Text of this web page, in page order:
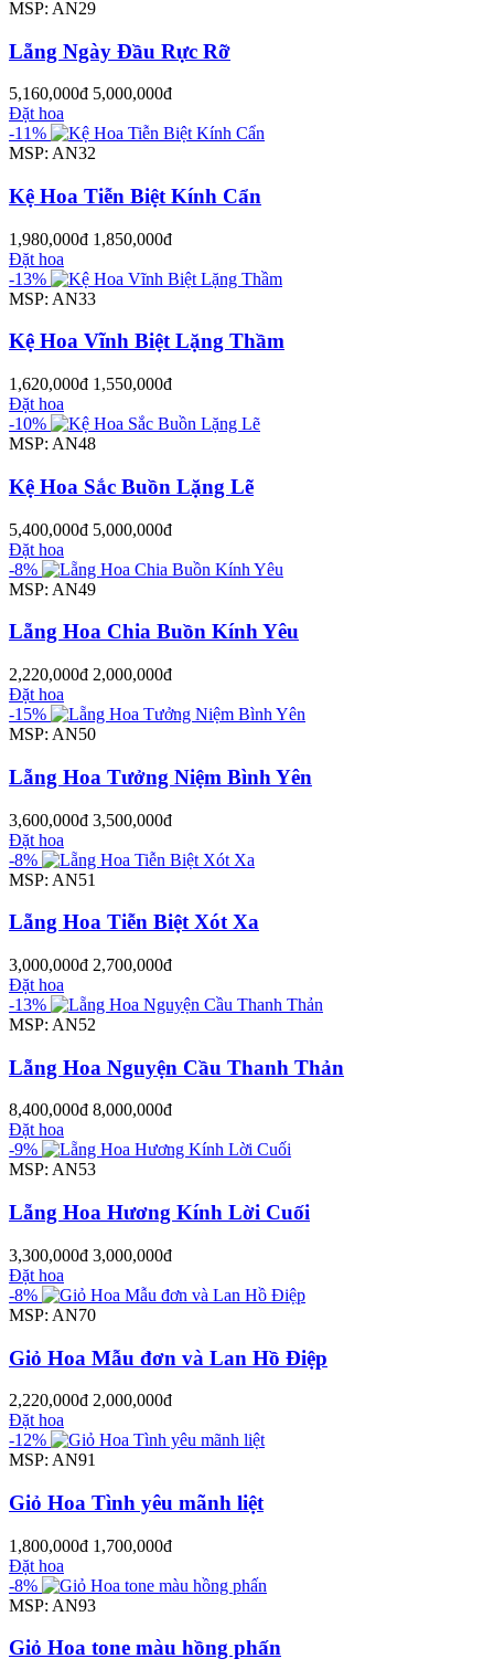
MSP: AN29
Lẵng Ngày Đầu Rực Rỡ
5,160,000đ 5,000,000đ
Đặt hoa
-11%
MSP: AN32
Kệ Hoa Tiễn Biệt Kính Cẩn
1,980,000đ 1,850,000đ
Đặt hoa
-13%
MSP: AN33
Kệ Hoa Vĩnh Biệt Lặng Thầm
1,620,000đ 1,550,000đ
Đặt hoa
-10%
MSP: AN48
Kệ Hoa Sắc Buồn Lặng Lẽ
5,400,000đ 5,000,000đ
Đặt hoa
-8%
MSP: AN49
Lẵng Hoa Chia Buồn Kính Yêu
2,220,000đ 2,000,000đ
Đặt hoa
-15%
MSP: AN50
Lẵng Hoa Tưởng Niệm Bình Yên
3,600,000đ 3,500,000đ
Đặt hoa
-8%
MSP: AN51
Lẵng Hoa Tiễn Biệt Xót Xa
3,000,000đ 2,700,000đ
Đặt hoa
-13%
MSP: AN52
Lẵng Hoa Nguyện Cầu Thanh Thản
8,400,000đ 8,000,000đ
Đặt hoa
-9%
MSP: AN53
Lẵng Hoa Hương Kính Lời Cuối
3,300,000đ 3,000,000đ
Đặt hoa
-8%
MSP: AN70
Giỏ Hoa Mẫu đơn và Lan Hồ Điệp
2,220,000đ 2,000,000đ
Đặt hoa
-12%
MSP: AN91
Giỏ Hoa Tình yêu mãnh liệt
1,800,000đ 1,700,000đ
Đặt hoa
-8%
MSP: AN93
Giỏ Hoa tone màu hồng phấn